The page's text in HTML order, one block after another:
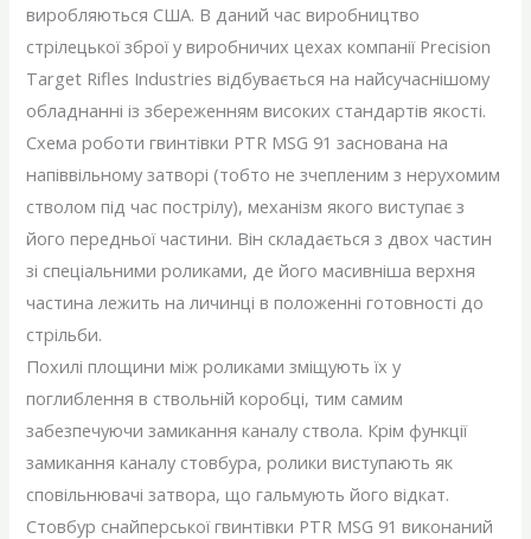
виробляються США. В даний час виробництво
стрілецької зброї у виробничих цехах компанії Precision
Target Rifles Industries відбувається на найсучаснішому
обладнанні із збереженням високих стандартів якості.
Схема роботи гвинтівки PTR MSG 91 заснована на
напіввільному затворі (тобто не зчепленим з нерухомим
стволом під час пострілу), механізм якого виступає з
його передньої частини. Він складається з двох частин
зі спеціальними роликами, де його масивніша верхня
частина лежить на личинці в положенні готовності до
стрільби.
Похилі площини між роликами зміщують їх у
поглиблення в ствольній коробці, тим самим
забезпечуючи замикання каналу ствола. Крім функції
замикання каналу стовбура, ролики виступають як
сповільнювачі затвора, що гальмують його відкат.
Стовбур снайперської гвинтівки PTR MSG 91 виконаний